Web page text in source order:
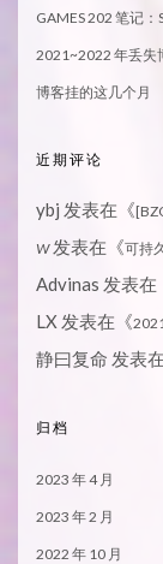
GAMES 202 笔记
2021~2022 年丢失
博客挂的这几个月
近期评论
ybj 发表在《
W发表在《可持
Advinas 发表在
LX 发表在《
静曰复命 发表
归档
2023 年 4 月
2023 年 2 月
2022 年 10 月